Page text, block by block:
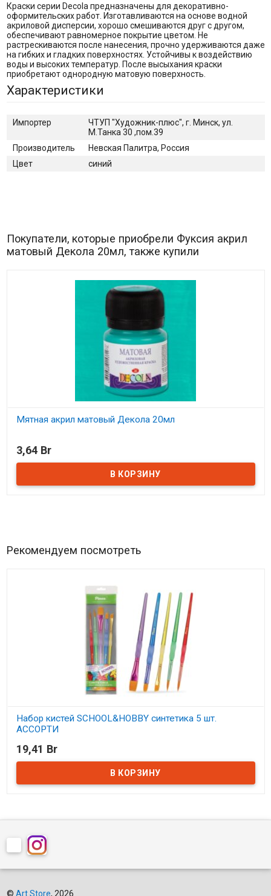
Краски серии Decola предназначены для декоративно-
оформительских работ. Изготавливаются на основе водной
акриловой дисперсии, хорошо смешиваются друг с другом,
обеспечивают равномерное покрытие цветом. Не
растрескиваются после нанесения, прочно удерживаются даже
на гибких и гладких поверхностях. Устойчивы к воздействию
воды и высоких температур. После высыхания краски
приобретают однородную матовую поверхность.
Характеристики
Импортер
ЧТУП "Художник-плюс", г. Минск, ул.
М.Танка 30 ,пом.39
Производитель
Невская Палитра, Россия
Цвет
синий
Покупатели, которые приобрели Фуксия акрил
матовый Декола 20мл, также купили
Мятная акрил матовый Декола 20мл
3,64 Br
Рекомендуем посмотреть
Набор кистей SCHOOL&HOBBY синтетика 5 шт.
АССОРТИ
В наличии
19,41 Br
© Art Store, 2026